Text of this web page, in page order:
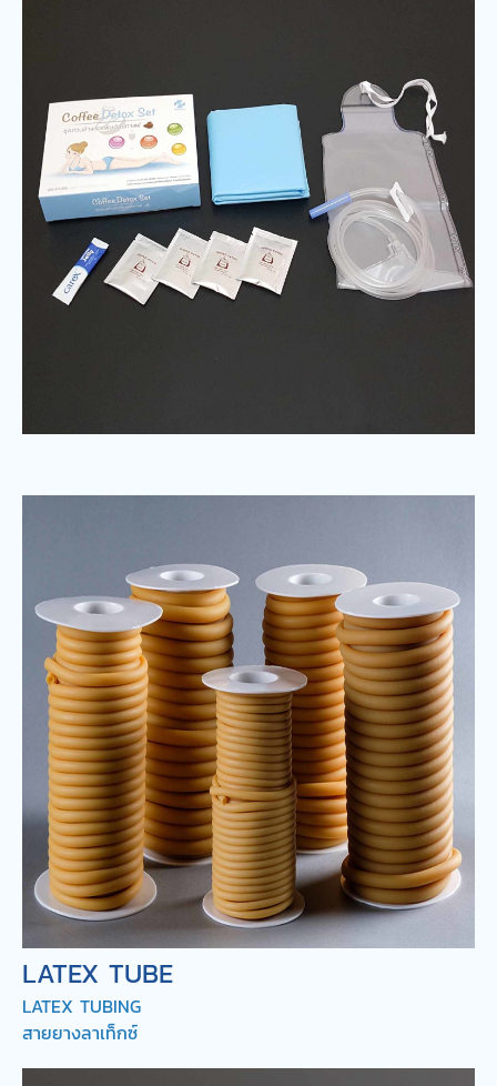
LATEX TUBE
LATEX TUBING
สายยางลาเท็กซ์